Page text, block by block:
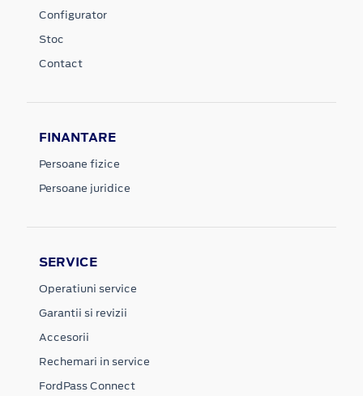
Configurator
Stoc
Contact
FINANTARE
Persoane fizice
Persoane juridice
SERVICE
Operatiuni service
Garantii si revizii
Accesorii
Rechemari in service
FordPass Connect